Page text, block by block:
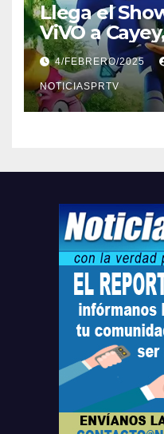
Llega el
ViVO a
Barceloneta
Relojes
compre
4/FEBRERO/2025
NOTICIASPRTV